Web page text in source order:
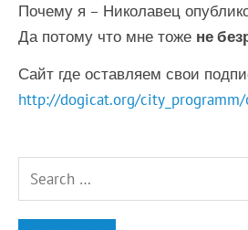
Почему я – Николавец
Да потому что мне тоже не
Сайт где оставляем свои
http://dogicat.org/